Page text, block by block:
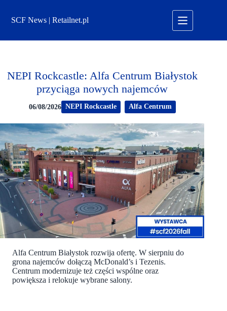
treściSCF News | Retailnet.pl
NEPI Rockcastle: Alfa Centrum Białystok
przyciąga nowych najemców
06/08/2026 NEPI Rockcastle Alfa Centrum
Alfa Centrum Białystok rozwija ofertę. W sierpniu do
grona najemców dołączą McDonald’s i Tezenis.
Centrum modernizuje też części wspólne oraz
powiększa i relokuje wybrane salony.